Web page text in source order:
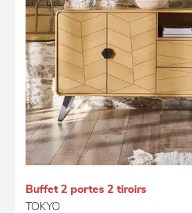
Buffet 2 portes 2 tiroirs
TOKYO